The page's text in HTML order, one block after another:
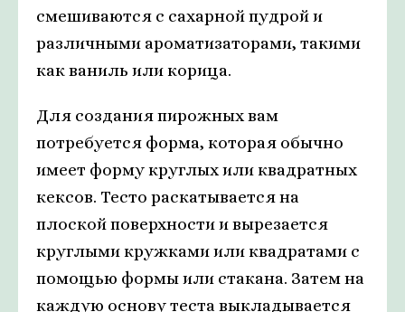
смешиваются с сахарной пудрой и
различными ароматизаторами, такими
как ваниль или корица.
Для создания пирожных вам
потребуется форма, которая обычно
имеет форму круглых или квадратных
кексов. Тесто раскатывается на
плоской поверхности и вырезается
круглыми кружками или квадратами с
помощью формы или стакана. Затем на
каждую основу теста выкладывается